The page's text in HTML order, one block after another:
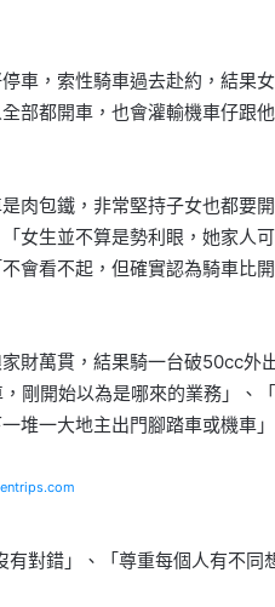
車，索性騎車過去赴約，結果
部都開車，也會灌輸機車仔跟
肉包鐵，非常堅持子女也都要
女生並不算是勢利眼，她家人
會看不起，但確實認為騎車比
財萬貫，結果騎一台破50cc外
剛開始以為是哪來的業務」、
堆一大地主出門腳踏車或機車」
對錯」、「尊重每個人有不同